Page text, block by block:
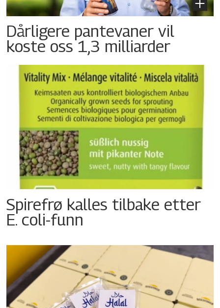
Dårligere pantevaner vil
koste oss 1,3 milliarder
Spirefrø kalles tilbake etter
E. coli-funn